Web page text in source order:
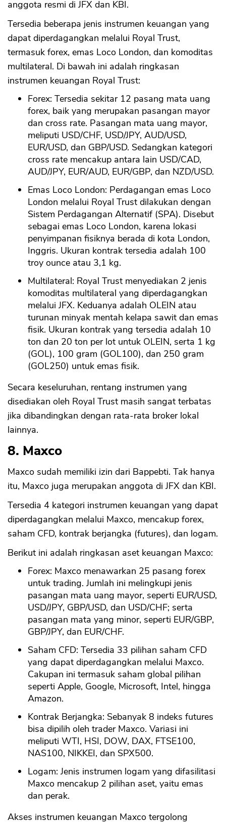
anggota resmi di JFX dan KBI.
Tersedia beberapa jenis instrumen keuangan yang
dapat diperdagangkan melalui Royal Trust,
termasuk forex, emas Loco London, dan komoditas
multilateral. Di bawah ini adalah ringkasan
instrumen keuangan Royal Trust:
Forex: Tersedia sekitar 12 pasang mata uang
forex, baik yang merupakan pasangan mayor
dan cross rate. Pasangan mata uang mayor,
meliputi USD/CHF, USD/JPY, AUD/USD,
EUR/USD, dan GBP/USD. Sedangkan kategori
cross rate mencakup antara lain USD/CAD,
AUD/JPY, EUR/AUD, EUR/GBP, dan NZD/USD.
Emas Loco London: Perdagangan emas Loco
London melalui Royal Trust dilakukan dengan
Sistem Perdagangan Alternatif (SPA). Disebut
sebagai emas Loco London, karena lokasi
penyimpanan fisiknya berada di kota London,
Inggris. Ukuran kontrak tersedia adalah 100
troy ounce atau 3,1 kg.
Multilateral: Royal Trust menyediakan 2 jenis
komoditas multilateral yang diperdagangkan
melalui JFX. Keduanya adalah OLEIN atau
turunan minyak mentah kelapa sawit dan emas
fisik. Ukuran kontrak yang tersedia adalah 10
ton dan 20 ton per lot untuk OLEIN, serta 1 kg
(GOL), 100 gram (GOL100), dan 250 gram
(GOL250) untuk emas fisik.
Secara keseluruhan, rentang instrumen yang
disediakan oleh Royal Trust masih sangat terbatas
jika dibandingkan dengan rata-rata broker lokal
lainnya.
8. Maxco
Maxco sudah memiliki izin dari Bappebti. Tak hanya
itu, Maxco juga merupakan anggota di JFX dan KBI.
Tersedia 4 kategori instrumen keuangan yang dapat
diperdagangkan melalui Maxco, mencakup forex,
saham CFD, kontrak berjangka (futures), dan logam.
Berikut ini adalah ringkasan aset keuangan Maxco:
Forex: Maxco menawarkan 25 pasang forex
untuk trading. Jumlah ini melingkupi jenis
pasangan mata uang mayor, seperti EUR/USD,
USD/JPY, GBP/USD, dan USD/CHF; serta
pasangan mata yang minor, seperti EUR/GBP,
GBP/JPY, dan EUR/CHF.
Saham CFD: Tersedia 33 pilihan saham CFD
yang dapat diperdagangkan melalui Maxco.
Cakupan ini termasuk saham global pilihan
seperti Apple, Google, Microsoft, Intel, hingga
Amazon.
Kontrak Berjangka: Sebanyak 8 indeks futures
bisa dipilih oleh trader Maxco. Variasi ini
meliputi WTI, HSI, DOW, DAX, FTSE100,
NAS100, NIKKEI, dan SPX500.
Logam: Jenis instrumen logam yang difasilitasi
Maxco mencakup 2 pilihan aset, yaitu emas
dan perak.
Akses instrumen keuangan Maxco tergolong